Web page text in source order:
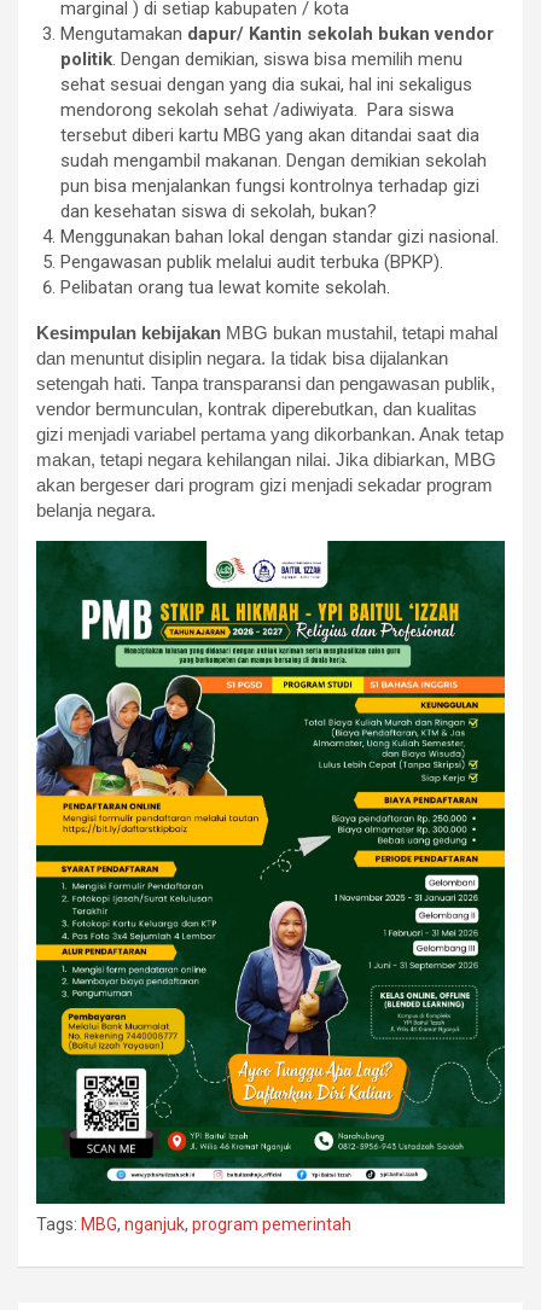
marginal ) di setiap kabupaten / kota
Mengutamakan dapur/ Kantin sekolah bukan vendor
politik. Dengan demikian, siswa bisa memilih menu
sehat sesuai dengan yang dia sukai, hal ini sekaligus
mendorong sekolah sehat /adiwiyata. Para siswa
tersebut diberi kartu MBG yang akan ditandai saat dia
sudah mengambil makanan. Dengan demikian sekolah
pun bisa menjalankan fungsi kontrolnya terhadap gizi
dan kesehatan siswa di sekolah, bukan?
Menggunakan bahan lokal dengan standar gizi nasional.
Pengawasan publik melalui audit terbuka (BPKP).
Pelibatan orang tua lewat komite sekolah.
Kesimpulan kebijakan MBG bukan mustahil, tetapi mahal
dan menuntut disiplin negara. Ia tidak bisa dijalankan
setengah hati. Tanpa transparansi dan pengawasan publik,
vendor bermunculan, kontrak diperebutkan, dan kualitas
gizi menjadi variabel pertama yang dikorbankan. Anak tetap
makan, tetapi negara kehilangan nilai. Jika dibiarkan, MBG
akan bergeser dari program gizi menjadi sekadar program
belanja negara.
Tags: MBG, nganjuk, program pemerintah